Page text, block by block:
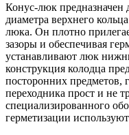
Конус-люк предназначен
диаметра верхнего
люка. Он плотно
зазоры и обеспечивая
устанавливают люк
конструкция колодца
посторонних
переходника прост и не
специализированного
герметизации